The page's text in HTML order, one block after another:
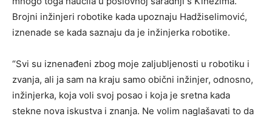
Brojni inžinjeri robotike kada upoznaju Hadžiselimović,
iznenade se kada saznaju da je inžinjerka robotike.
“Svi su iznenađeni zbog moje zaljubljenosti u robotiku i
zvanja, ali ja sam na kraju samo obični inžinjer, odnosno,
inžinjerka, koja voli svoj posao i koja je sretna kada
stekne nova iskustva i znanja. Ne volim naglašavati to da